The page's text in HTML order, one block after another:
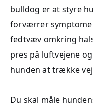
bulldog er at styre
forværrer
fedtvæv omkring
pres på luftvejene
hunden at trække
Du skal måle